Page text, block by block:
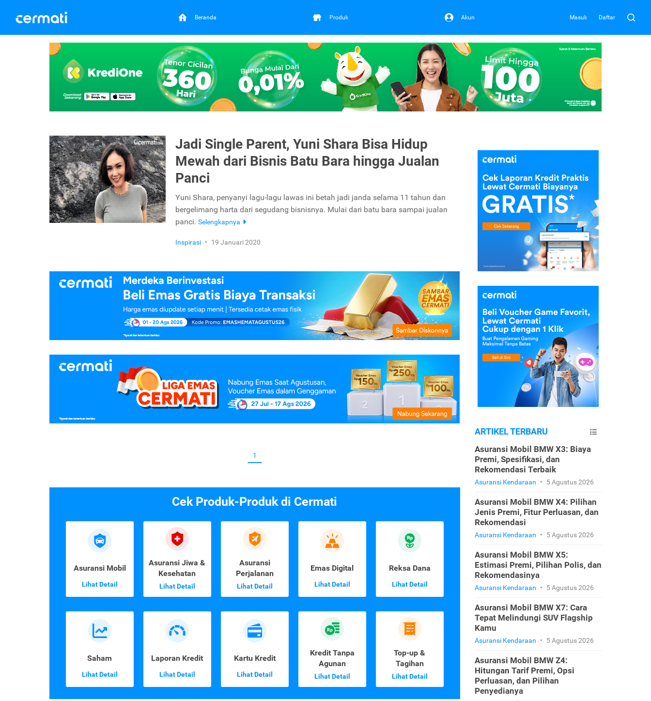
Beranda Produk Akun Masuk Daftar
Jadi Single Parent, Yuni Shara Bisa Hidup
Mewah dari Bisnis Batu Bara hingga Jualan
Panci
Yuni Shara, penyanyi lagu-lagu lawas ini betah jadi janda selama 11 tahun dan
bergelimang harta dari segudang bisnisnya. Mulai dari batu bara sampai jualan
panci. Selengkapnya
Inspirasi • 19 Januari 2020
1
Cek Produk-Produk di Cermati
Asuransi Mobil
Lihat Detail
Asuransi Jiwa &
Kesehatan
Lihat Detail
Asuransi
Perjalanan
Lihat Detail
Emas Digital
Lihat Detail
Reksa Dana
Lihat Detail
Saham
Lihat Detail
Laporan Kredit
Lihat Detail
Kartu Kredit
Lihat Detail
Kredit Tanpa
Agunan
Lihat Detail
Top-up &
Tagihan
Lihat Detail
ARTIKEL TERBARU
Asuransi Mobil BMW X3: Biaya
Premi, Spesifikasi, dan
Rekomendasi Terbaik
Asuransi Kendaraan • 5 Agustus 2026
Asuransi Mobil BMW X4: Pilihan
Jenis Premi, Fitur Perluasan, dan
Rekomendasi
Asuransi Kendaraan • 5 Agustus 2026
Asuransi Mobil BMW X5:
Estimasi Premi, Pilihan Polis, dan
Rekomendasinya
Asuransi Kendaraan • 5 Agustus 2026
Asuransi Mobil BMW X7: Cara
Tepat Melindungi SUV Flagship
Kamu
Asuransi Kendaraan • 5 Agustus 2026
Asuransi Mobil BMW Z4:
Hitungan Tarif Premi, Opsi
Perluasan, dan Pilihan
Penyedianya